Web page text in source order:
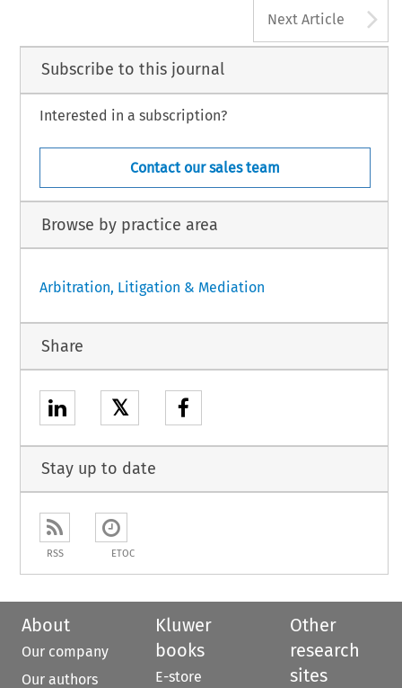
Next Article
Subscribe to this journal
Interested in a subscription?
Contact our sales team
Browse by practice area
Arbitration, Litigation & Mediation
Share
𝕏
Stay up to date
RSS ETOC
About
Our company
Our authors
Kluwer
books
E-store
Other
research
sites